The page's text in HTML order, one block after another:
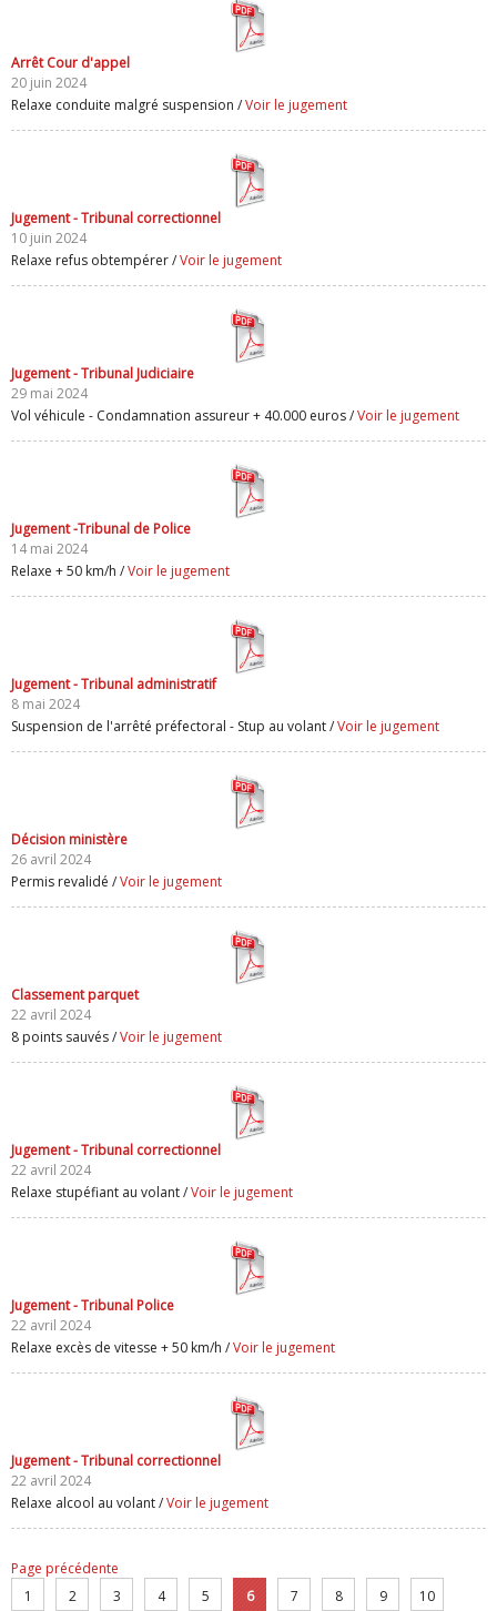
Arrêt Cour d'appel
20 juin 2024
Relaxe conduite malgré suspension /Voir le jugement
Jugement - Tribunal correctionnel
10 juin 2024
Relaxe refus obtempérer /Voir le jugement
Jugement - Tribunal Judiciaire
29 mai 2024
Vol véhicule - Condamnation assureur + 40.000 euros /Voir le jugement
Jugement -Tribunal de Police
14 mai 2024
Relaxe + 50 km/h /Voir le jugement
Jugement - Tribunal administratif
8 mai 2024
Suspension de l'arrêté préfectoral - Stup au volant /Voir le jugement
Décision ministère
26 avril 2024
Permis revalidé /Voir le jugement
Classement parquet
22 avril 2024
8 points sauvés /Voir le jugement
Jugement - Tribunal correctionnel
22 avril 2024
Relaxe stupéfiant au volant /Voir le jugement
Jugement - Tribunal Police
22 avril 2024
Relaxe excès de vitesse + 50 km/h /Voir le jugement
Jugement - Tribunal correctionnel
22 avril 2024
Relaxe alcool au volant /Voir le jugement
Page précédente
1
2 3 4 5 6 7 8 9 10